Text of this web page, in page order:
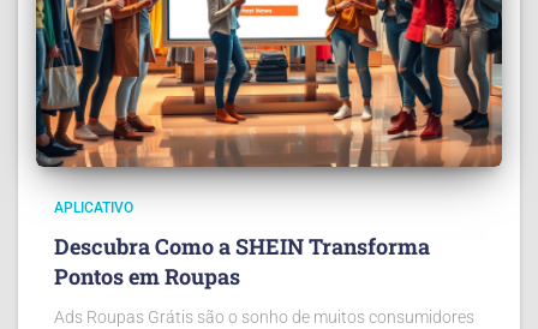
APLICATIVO
Descubra Como a SHEIN Transforma
Pontos em Roupas
Ads Roupas Grátis são o sonho de muitos consumidores